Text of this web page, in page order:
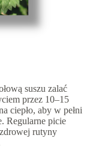
suszu zalać
przez 10–15
ciepło, aby w pełni
Regularne picie
rutyny